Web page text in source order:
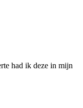
had ik deze in mijn